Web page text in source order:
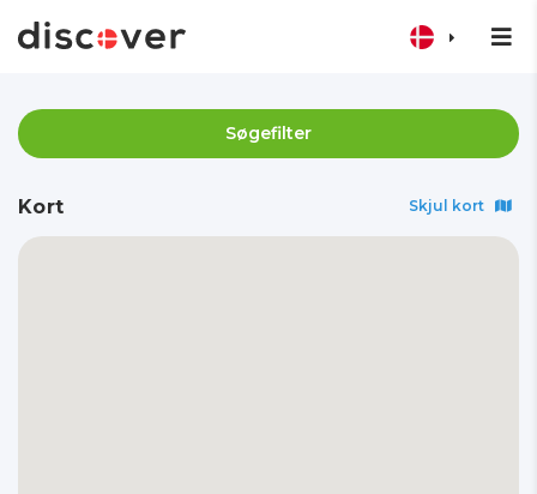
Søgefilter
Kort Skjul kort